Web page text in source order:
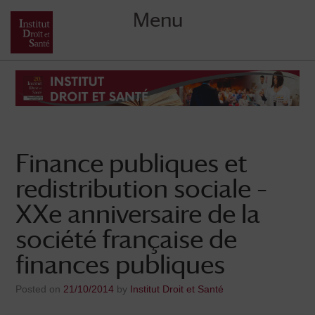
Menu
content
Finance publiques et
redistribution sociale –
XXe anniversaire de la
société française de
finances publiques
Posted on 21/10/2014 by Institut Droit et Santé